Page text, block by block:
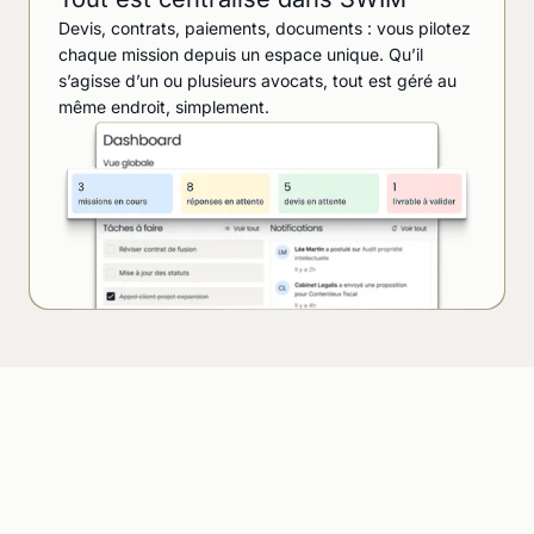
Devis, contrats, paiements, documents : vous pilotez
chaque mission depuis un espace unique. Qu’il
s’agisse d’un ou plusieurs avocats, tout est géré au
même endroit, simplement.